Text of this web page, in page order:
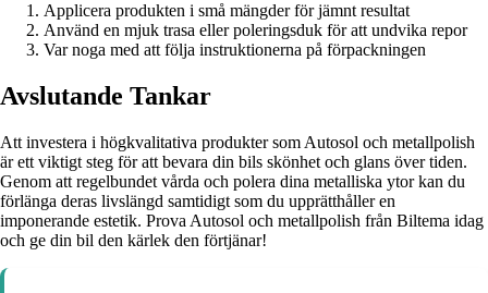
Applicera produkten i små mängder för jämnt resultat
Använd en mjuk trasa eller poleringsduk för att undvika repor
Var noga med att följa instruktionerna på förpackningen
Avslutande Tankar
Att investera i högkvalitativa produkter som Autosol och metallpolish
är ett viktigt steg för att bevara din bils skönhet och glans över tiden.
Genom att regelbundet vårda och polera dina metalliska ytor kan du
förlänga deras livslängd samtidigt som du upprätthåller en
imponerande estetik. Prova Autosol och metallpolish från Biltema idag
och ge din bil den kärlek den förtjänar!